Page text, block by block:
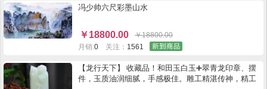
冯少帅六尺彩墨山水
￥18800.00 ￥18800.00
月销:0 关注： 1561
【龙行天下】 收藏品！和田玉白玉➕翠青龙印章、摆
件，玉质油润细腻，手感极佳。雕工精湛传神，精工